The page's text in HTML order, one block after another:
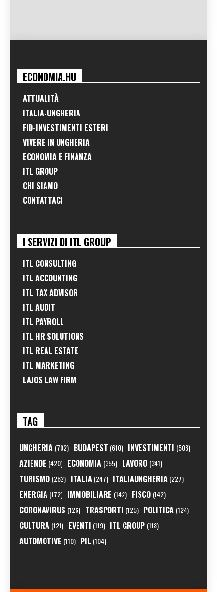
ECONOMIA.HU
ATTUALITÀ
ITALIA-UNGHERIA
FID-INVESTIMENTI ESTERI
VIVERE IN UNGHERIA
ECONOMIA E FINANZA
ITL GROUP
CHI SIAMO
CONTATTACI
I SERVIZI DI ITL GROUP
ITL CONSULTING
ITL ACCOUNTING
ITL TAX ADVISOR
ITL AUDIT
ITL PAYROLL
ITL HR SOLUTIONS
ITL REAL ESTATE
ITL MARKETING
LAJOS LAW FIRM
TAG
UNGHERIA (702) BUDAPEST (610) INVESTIMENTI (508)
AZIENDE (420) ECONOMIA (355) LAVORO (341)
TURISMO (262) ITALIA (247) ITALIAUNGHERIA (227)
ENERGIA (172) IMMOBILIARE (142) FISCO (142)
CORONAVIRUS (126) TRASPORTI (125) POLITICA (124)
CULTURA (121) EVENTI (119) ITL GROUP (118)
AUTOMOTIVE (110) PIL (104)